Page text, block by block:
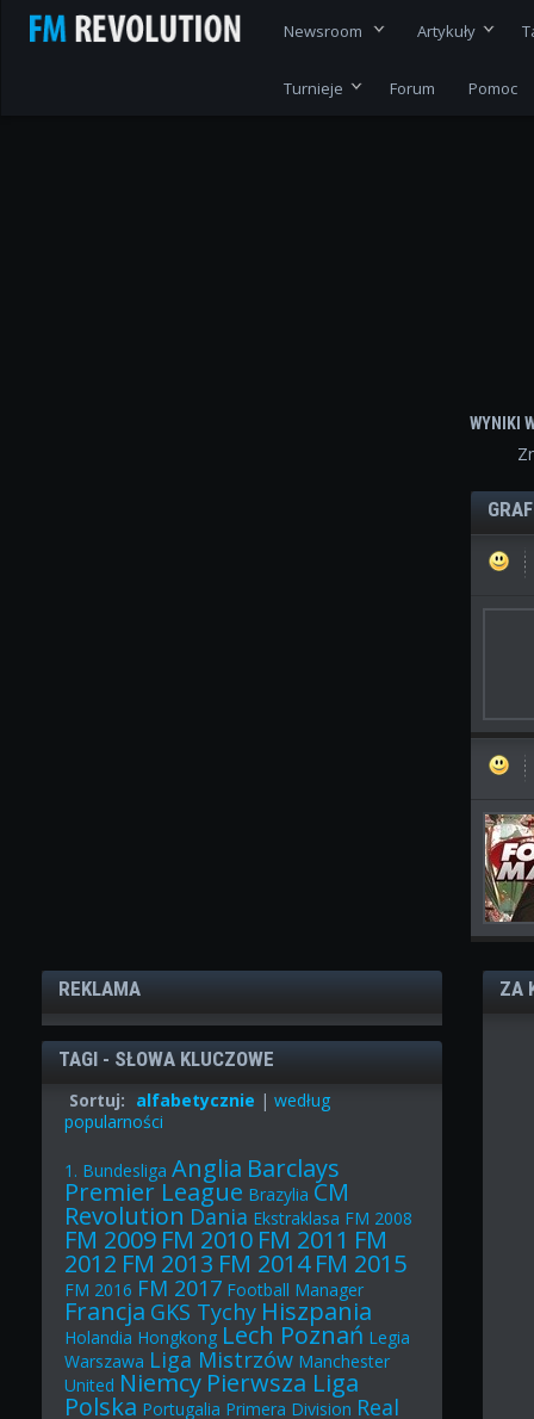
Newsroom Artykuły
Turnieje Forum Pomoc
WYNIKI
REKLAMA
TAGI - SŁOWA KLUCZOWE
Sortuj: alfabetycznie |według
popularności
1. Bundesliga Anglia Barclays
Premier League Brazylia CM
Revolution Dania Ekstraklasa FM 2008
FM 2009 FM 2010 FM 2011 FM
2012 FM 2013 FM 2014 FM 2015
FM 2016 FM 2017 Football Manager
Francja GKS Tychy Hiszpania
Holandia Hongkong Lech Poznań Legia
Warszawa Liga Mistrzów Manchester
United Niemcy Pierwsza Liga
Polska Portugalia Primera Division Real
ZA